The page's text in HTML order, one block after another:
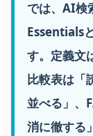
では、AI検
Essentials
す。定義文
比較表は「
並べる」、
消に徹する